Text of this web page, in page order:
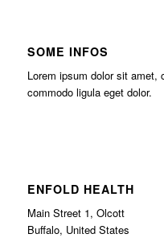
SOME INFOS
Lorem ipsum dolor sit amet,
commodo ligula eget dolor.
ENFOLD HEALTH
Main Street 1, Olcott
Buffalo, United States